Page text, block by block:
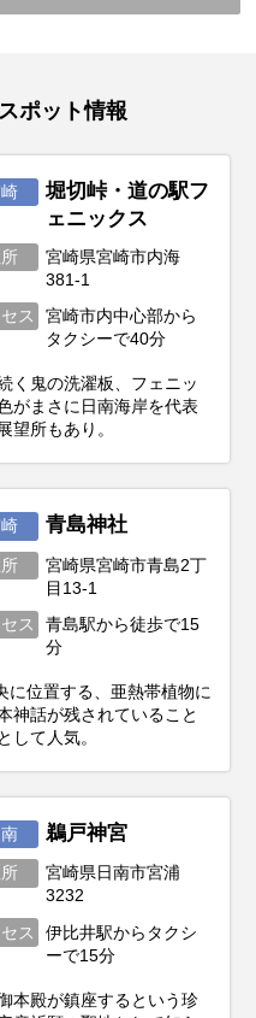
ポット情報
堀切峠・道の駅フ
ェニックス
宮崎県宮崎市内海
381-1
ス
宮崎市内中心部から
タクシーで40分
く鬼の洗濯板、フェニッ
がまさに日南海岸を代表
望所もあり。
青島神社
宮崎県宮崎市青島2丁
目13-1
ス
青島駅から徒歩で15
分
に位置する、亜熱帯植物に
神話が残されていること
して人気。
鵜戸神宮
宮崎県日南市宮浦
3232
ス
伊比井駅からタクシ
ーで15分
本殿が鎮座するという珍